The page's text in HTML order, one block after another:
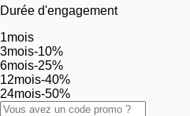
Durée d'engagement
1mois
3mois-10%
6mois-25%
12mois-40%
24mois-50%